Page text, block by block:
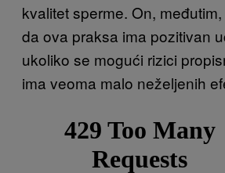
kvalitet sperme. On,
da ova praksa ima pozitivan
ukoliko se mogući rizici
ima veoma malo neželjenih